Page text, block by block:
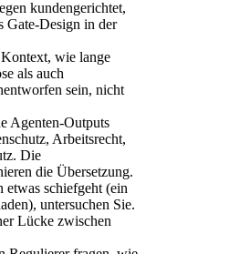
kundengerichtet,
Gate-Design in der
wie lange
als auch
sein, nicht
Agenten-Outputs
Arbeitsrecht,
Die
die Übersetzung.
etwas schiefgeht (ein
untersuchen Sie.
Lücke zwischen